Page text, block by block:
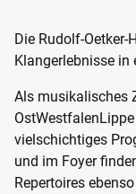
Die Rudolf-
Klangerlebnisse in
Als musikalisches
vielschichtiges
und im Foyer
Repertoires